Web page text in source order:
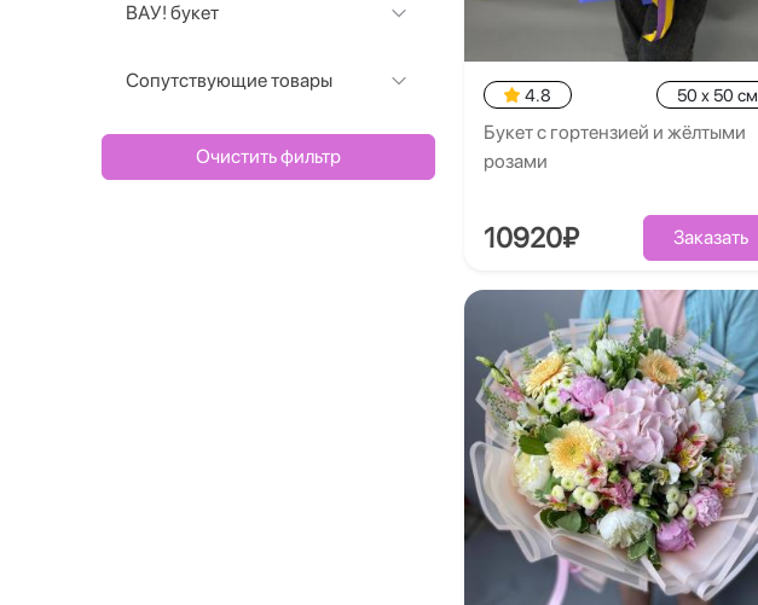
ВАУ! букет
Сопутствующие товары
Очистить фильтр
4.8 50 x 50 см
Букет с гортензией и жёлтыми
розами
10920₽ Заказать